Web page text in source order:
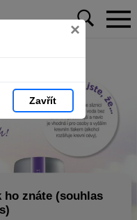
×
Zavřít
ho znáte (souhlas